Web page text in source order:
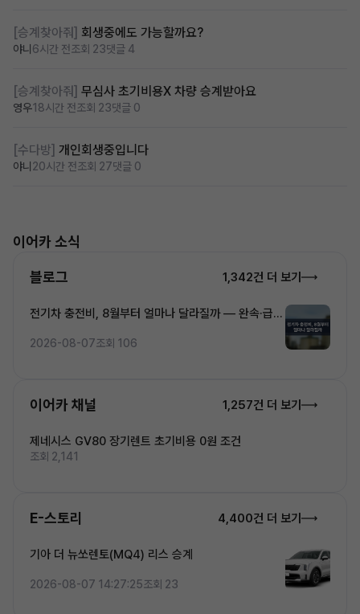
[승계찾아줘] 회생중에도 가능할까요?
야니 6시간 전조회 23댓글 4
[승계찾아줘] 무심사 초기비용X 차량 승계받아요
영우18시간 전조회 23댓글 0
[수다방] 개인회생중입니다
야니 20시간 전조회 27댓글 0
이어카 소식
블로그 1,342건 더 보기
전기차 충전비, 8월부터 얼마나 달라질까 — 완속·급속
2026-08-07조회 106
이어카 채널 1,257건 더 보기
제네시스 GV80 장기렌트 초기비용 0원 조건
조회 2,141
E-스토리 4,400건 더 보기
기아 더 뉴쏘렌토(MQ4) 리스 승계
2026-08-07 14:27:25조회 23